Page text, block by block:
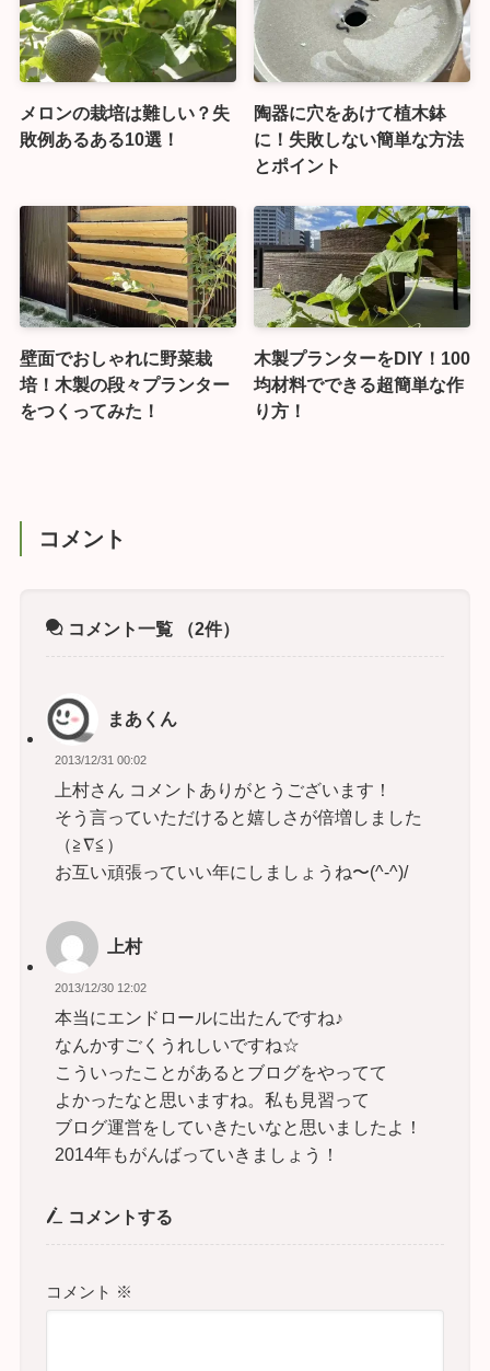
メロンの栽培は難しい？失
敗例あるある10選！
陶器に穴をあけて植木鉢
に！失敗しない簡単な方法
とポイント
壁面でおしゃれに野菜栽
培！木製の段々プランター
をつくってみた！
木製プランターをDIY！100
均材料でできる超簡単な作
り方！
コメント
コメント一覧 （2件）
まあくん
2013/12/31 00:02
上村さん コメントありがとうございます！
そう言っていただけると嬉しさが倍増しました
（≧∇≦）
お互い頑張っていい年にしましょうね〜(^-^)/
上村
2013/12/30 12:02
本当にエンドロールに出たんですね♪
なんかすごくうれしいですね☆
こういったことがあるとブログをやってて
よかったなと思いますね。私も見習って
ブログ運営をしていきたいなと思いましたよ！
2014年もがんばっていきましょう！
コメントする
コメント ※